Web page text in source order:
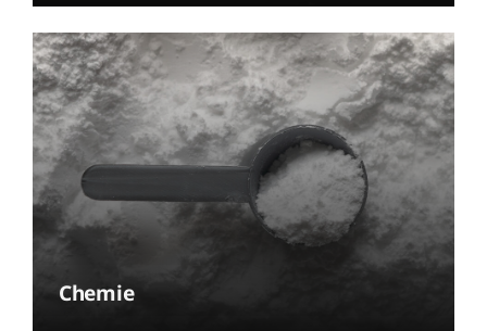
Chemie